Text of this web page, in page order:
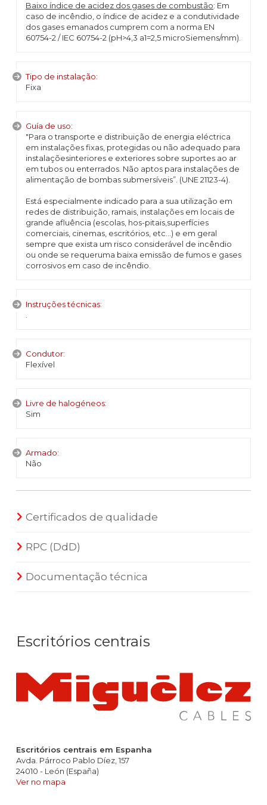
Baixo índice de acidez dos gases de combustão: Em
caso de incêndio, o índice de acidez e a condutividade
dos gases emanados cumprem com a norma EN
60754-2 / IEC 60754-2 (pH>4,3 a1=2,5 microSiemens/mm).
Tipo de instalação:
Fixa
Guía de uso:
"Para o transporte e distribuição de energia eléctrica
em instalações fixas, protegidas ou não adequado para
instalaçõesinteriores e exteriores sobre suportes ao ar
em tubos ou enterrados. Não aptos para instalações de
alimentação de bombas submersíveis”. (UNE 21123-4).
Está especialmente indicado para a sua utilização em
redes de distribuição, ramais, instalações em locais de
grande afluência (escolas, hos-pitais,superfícies
comerciais, cinemas, escritórios, etc...) e em geral
sempre que exista um risco considerável de incêndio
ou onde se requeruma baixa emissão de fumos e gases
corrosivos em caso de incêndio.
Instruções técnicas:
Condutor:
Flexível
Livre de halogéneos:
Sim
Armado:
Não
Certificados de qualidade
RPC (DdD)
Documentação técnica
Escritórios centrais
Escritórios centrais em Espanha
Avda. Párroco Pablo Díez, 157
24010 - León (España)
Ver no mapa